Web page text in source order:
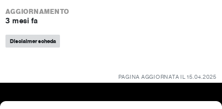
AGGIORNAMENTO
3 mesi fa
Disclaimer scheda
PAGINA AGGIORNATA IL 15.04.2025